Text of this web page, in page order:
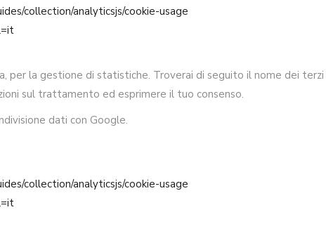
collection/analyticsjs/cookie-usage
per la gestione di statistiche. Troverai di seguito il nome dei terzi
sul trattamento ed esprimere il tuo consenso.
dati con Google.
collection/analyticsjs/cookie-usage